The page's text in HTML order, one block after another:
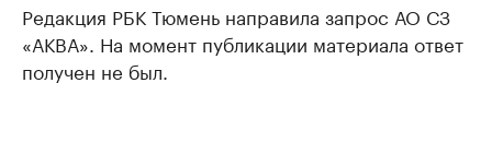
Редакция РБК Тюмень направила запрос АО СЗ
«АКВА». На момент публикации материала ответ
получен не был.